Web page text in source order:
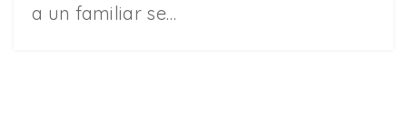
a un familiar se…